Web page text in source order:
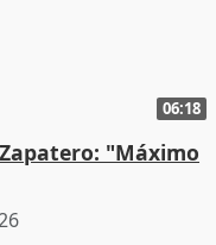
06:18
"Máximo